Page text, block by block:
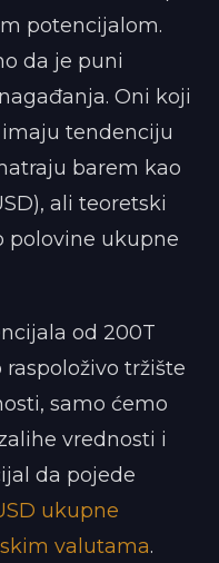
potencijalom.
da je puni
Oni koji
tendenciju
barem kao
ali teoretski
polovine ukupne
od 200T
tržište
samo ćemo
vrednosti i
da pojede
ukupne
valutama.